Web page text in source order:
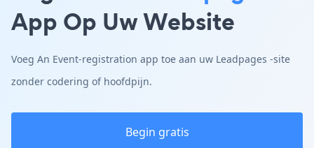
App Op Uw Website
Voeg An Event-registration app toe aan uw Leadpages -site
zonder codering of hoofdpijn.
Begin gratis